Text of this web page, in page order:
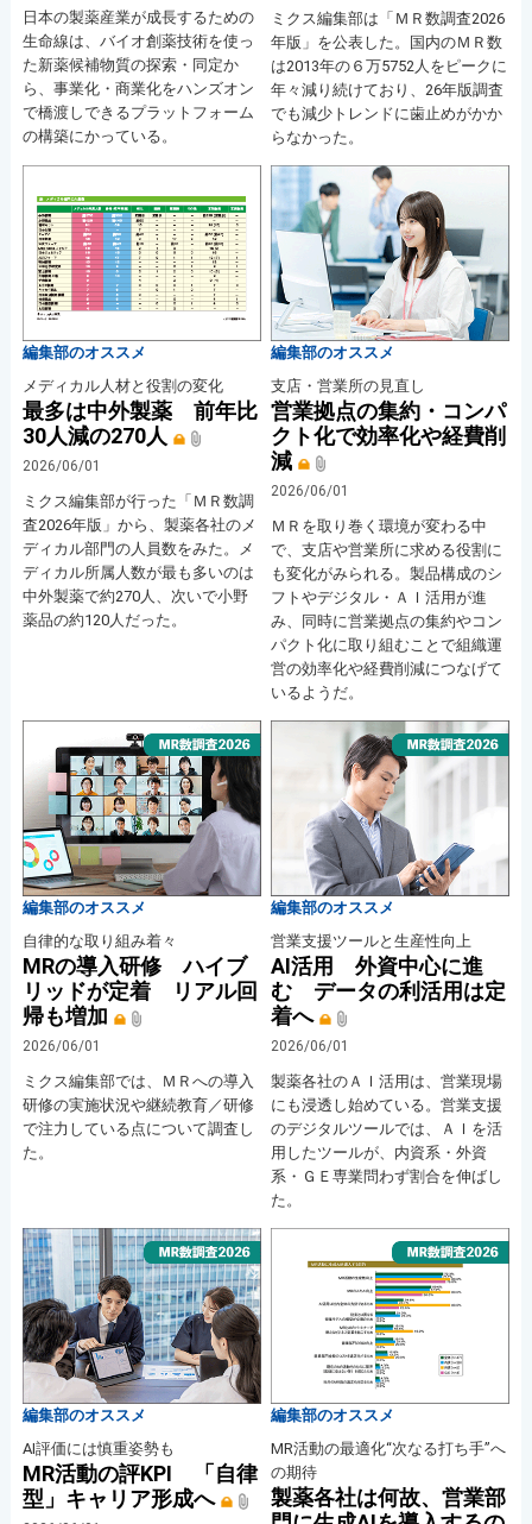
日本の製薬産業が成長するための
生命線は、バイオ創薬技術を使っ
た新薬候補物質の探索・同定か
ら、事業化・商業化をハンズオン
で橋渡しできるプラットフォーム
の構築にかっている。
ミクス編集部は「ＭＲ数調査2026
年版」を公表した。国内のＭＲ数
は2013年の６万5752人をピークに
年々減り続けており、26年版調査
でも減少トレンドに歯止めがかか
らなかった。
編集部のオススメ
メディカル人材と役割の変化
最多は中外製薬 前年比
30人減の270人
2026/06/01
ミクス編集部が行った「ＭＲ数調
査2026年版」から、製薬各社のメ
ディカル部門の人員数をみた。メ
ディカル所属人数が最も多いのは
中外製薬で約270人、次いで小野
薬品の約120人だった。
編集部のオススメ
支店・営業所の見直し
営業拠点の集約・コンパ
クト化で効率化や経費削
減
2026/06/01
ＭＲを取り巻く環境が変わる中
で、支店や営業所に求める役割に
も変化がみられる。製品構成のシ
フトやデジタル・ＡＩ活用が進
み、同時に営業拠点の集約やコン
パクト化に取り組むことで組織運
営の効率化や経費削減につなげて
いるようだ。
編集部のオススメ
自律的な取り組み着々
MRの導入研修 ハイブ
リッドが定着 リアル回
帰も増加
2026/06/01
ミクス編集部では、ＭＲへの導入
研修の実施状況や継続教育／研修
で注力している点について調査し
た。
編集部のオススメ
営業支援ツールと生産性向上
AI活用 外資中心に進
む データの利活用は定
着へ
2026/06/01
製薬各社のＡＩ活用は、営業現場
にも浸透し始めている。営業支援
のデジタルツールでは、ＡＩを活
用したツールが、内資系・外資
系・ＧＥ専業問わず割合を伸ばし
た。
編集部のオススメ
AI評価には慎重姿勢も
MR活動の評KPI 「自律
型」キャリア形成へ
編集部のオススメ
MR活動の最適化“次なる打ち手”へ
の期待
製薬各社は何故、営業部